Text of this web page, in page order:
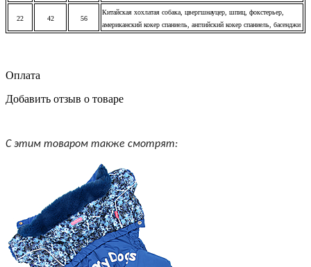
22 42 56
Китайская хохлатая собака, цвергшнауцер, шпиц, фокстерьер,
американский кокер спаниель, английский кокер спаниель, басенджи
Оплата
Добавить отзыв о товаре
С этим товаром также смотрят: